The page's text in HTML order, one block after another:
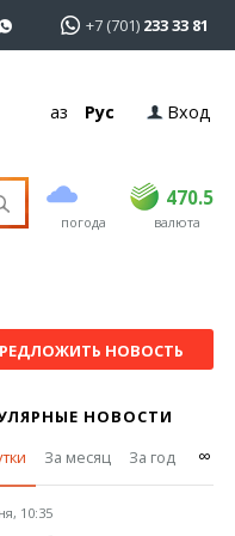
+7 (701) 233 33 81
Қаз Рус Вход
погода
470.5
USD 468.5 470.5
EUR валюта
НОВОСТЬ
НОВОСТИ
За месяц За год ∞
10:35